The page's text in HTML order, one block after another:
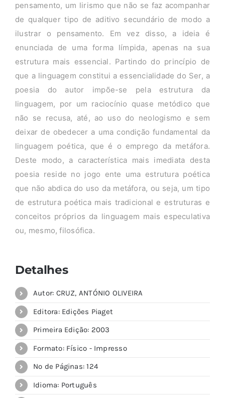
pensamento, um lirismo que não se faz acompanhar
de qualquer tipo de aditivo secundário de modo a
ilustrar o pensamento. Em vez disso, a ideia é
enunciada de uma forma límpida, apenas na sua
estrutura mais essencial. Partindo do princípio de
que a linguagem constitui a essencialidade do Ser, a
poesia do autor impõe-se pela estrutura da
linguagem, por um raciocínio quase metódico que
não se recusa, até, ao uso do neologismo e sem
deixar de obedecer a uma condição fundamental da
linguagem poética, que é o emprego da metáfora.
Deste modo, a característica mais imediata desta
poesia reside no jogo ente uma estrutura poética
que não abdica do uso da metáfora, ou seja, um tipo
de estrutura poética mais tradicional e estruturas e
conceitos próprios da linguagem mais especulativa
ou, mesmo, filosófica.
Detalhes
Autor: CRUZ, ANTÓNIO OLIVEIRA
Editora: Edições Piaget
Primeira Edição: 2003
Formato: Físico - Impresso
Nº de Páginas: 124
Idioma: Português